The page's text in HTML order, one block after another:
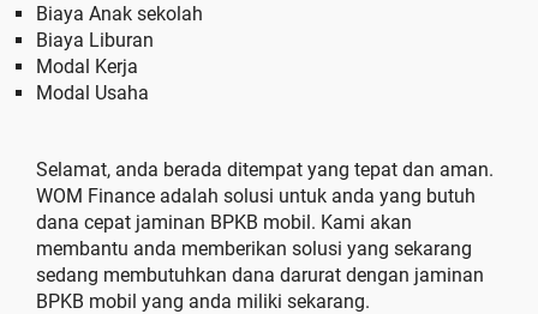
Biaya Anak sekolah
Biaya Liburan
Modal Kerja
Modal Usaha
Selamat, anda berada ditempat yang tepat dan aman.
WOM Finance adalah solusi untuk anda yang butuh
dana cepat jaminan BPKB mobil. Kami akan
membantu anda memberikan solusi yang sekarang
sedang membutuhkan dana darurat dengan jaminan
BPKB mobil yang anda miliki sekarang.